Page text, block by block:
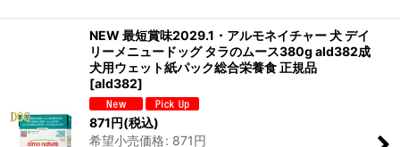
NEW 最短賞味2029.1・アルモネイチャー 犬 デイ
リーメニュードッグ タラのムース380g ald382成
犬用ウェット紙パック総合栄養食 正規品
[ald382]
871円(税込)
希望小売価格: 871円